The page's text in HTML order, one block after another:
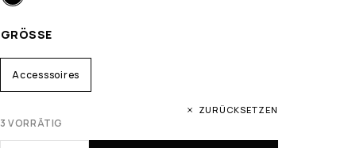
GRÖSSE
Accesssoires
ZURÜCKSETZEN
3 VORRÄTIG